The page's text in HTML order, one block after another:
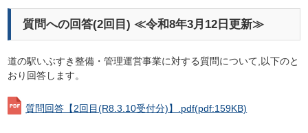
質問への回答(2回目) ≪令和8年3月12日更新≫
道の駅いぶすき整備・管理運営事業に対する質問について,以下のと
おり回答します。
質問回答【2回目(R8.3.10受付分)】.pdf(pdf:159KB)